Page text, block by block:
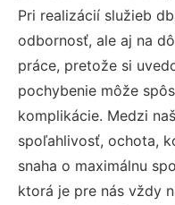
Pri realizácií služieb
odbornosť, ale aj na
práce, pretože si
pochybenie môže
komplikácie. Medzi
spoľahlivosť, ochota,
snaha o maximálnu
ktorá je pre nás vždy